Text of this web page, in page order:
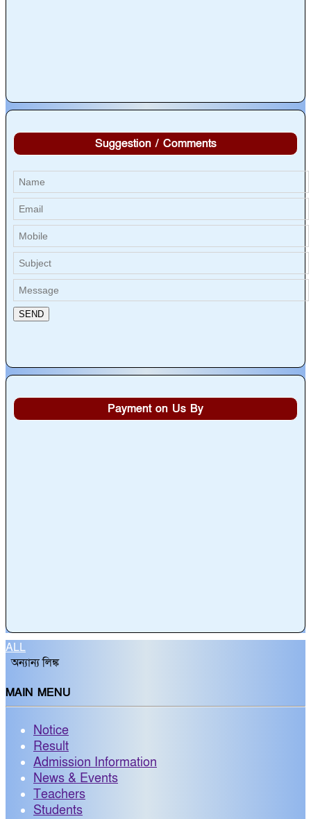
Suggestion / Comments
Payment on Us By
ALL
অন্যান্য লিঙ্ক
MAIN MENU
Notice
Result
Admission Information
News & Events
Teachers
Students